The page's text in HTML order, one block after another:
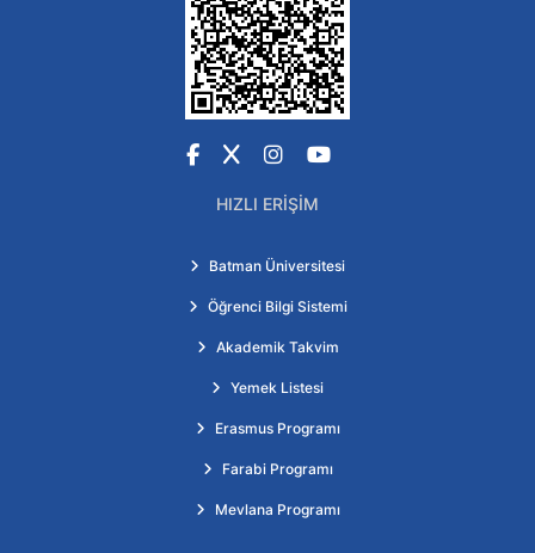
Facebook
X Instagram
YouTube
HIZLI ERIŞIM
Batman Üniversitesi
Öğrenci Bilgi Sistemi
Akademik Takvim
Yemek Listesi
Erasmus Programı
Farabi Programı
Mevlana Programı